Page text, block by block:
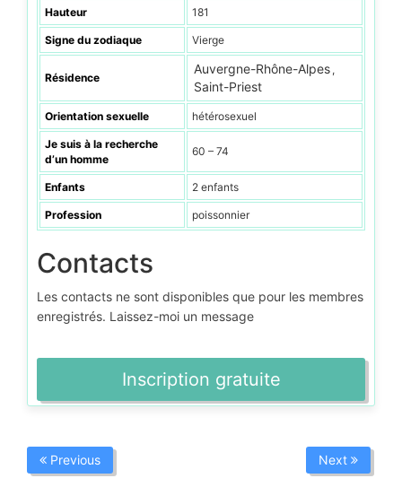
Hauteur 181
Signe du zodiaque Vierge
Résidence
Auvergne-Rhône-Alpes ,
Saint-Priest
Orientation sexuelle hétérosexuel
Je suis à la recherche
d’un homme
60 – 74
Enfants 2 enfants
Profession poissonnier
Contacts
Les contacts ne sont disponibles que pour les membres
enregistrés. Laissez-moi un message
Inscription gratuite
Previous Next